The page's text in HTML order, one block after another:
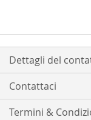
Dettagli del
Contattaci
Termini &